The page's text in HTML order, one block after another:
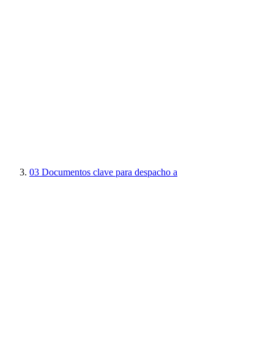
03 Documentos clave para despacho a